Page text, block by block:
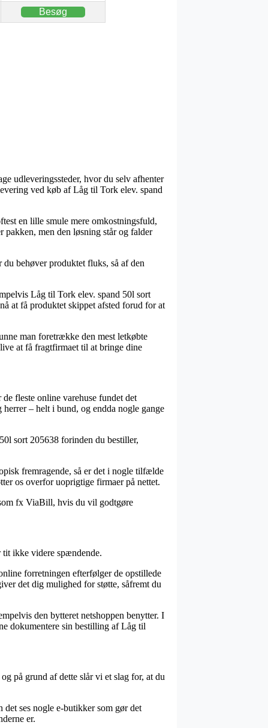
Besøg
udleveringssteder, hvor du selv afhenter
ved køb af Låg til Tork elev. spand
en lille smule mere omkostningsfuld,
men den løsning står og falder
behøver produktet fluks, så af den
Låg til Tork elev. spand 50l sort
at få produktet skippet afsted forud for at
man foretrække den mest letkøbte
at få fragtfirmaet til at bringe dine
fleste online varehuse fundet det
– helt i bund, og endda nogle gange
sort 205638 forinden du bestiller,
fremragende, så er det i nogle tilfælde
os overfor uoprigtige firmaer på nettet.
fx ViaBill, hvis du vil godtgøre
tit ikke videre spændende.
forretningen efterfølger de opstillede
det dig mulighed for støtte, såfremt du
den bytteret netshoppen benytter. I
dokumentere sin bestilling af Låg til
på grund af dette slår vi et slag for, at du
ses nogle e-butikker som gør det
er.